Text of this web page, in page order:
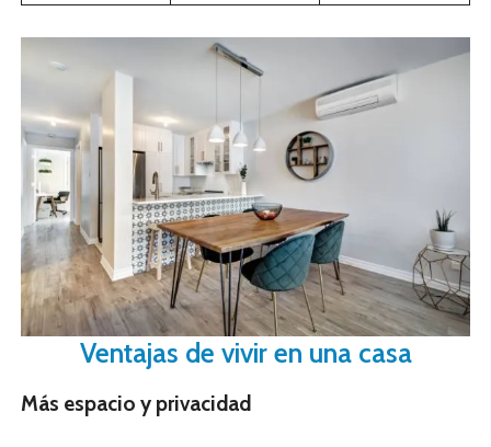
Ventajas de vivir en una casa
Más espacio y privacidad